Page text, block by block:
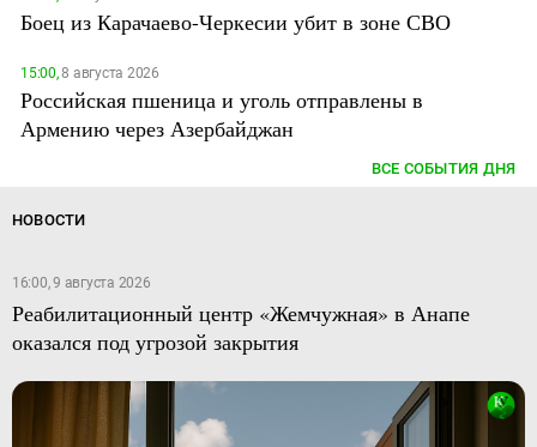
Боец из Карачаево-Черкесии убит в зоне СВО
15:00,8 августа 2026
Российская пшеница и уголь отправлены в
Армению через Азербайджан
ВСЕ СОБЫТИЯ ДНЯ
НОВОСТИ
16:00, 9 августа 2026
Реабилитационный центр «Жемчужная» в Анапе
оказался под угрозой закрытия